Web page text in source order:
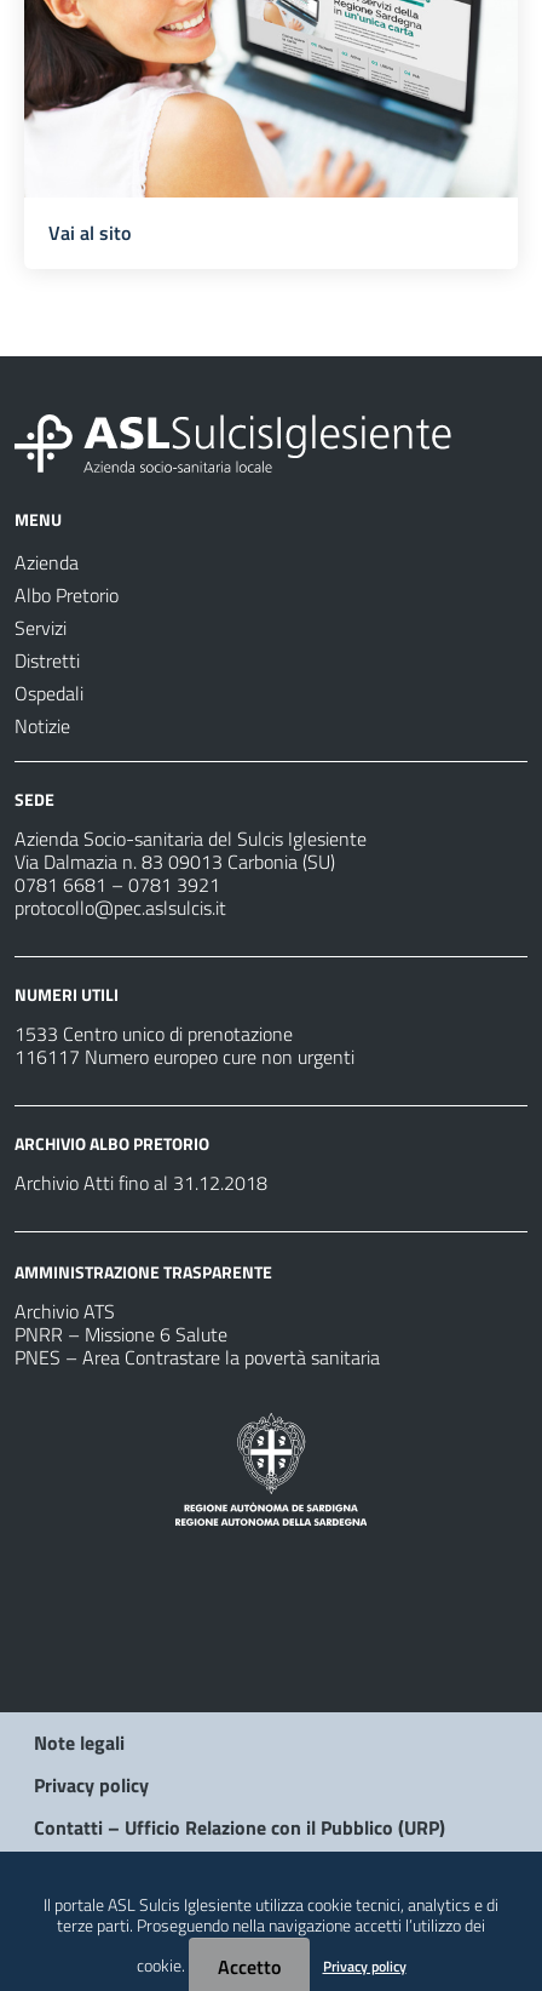
Vai al sito
MENU
Azienda
Albo Pretorio
Servizi
Distretti
Ospedali
Notizie
SEDE
Azienda Socio-sanitaria del Sulcis Iglesiente
Via Dalmazia n. 83 09013 Carbonia (SU)
0781 6681 – 0781 3921
protocollo@pec.aslsulcis.it
NUMERI UTILI
1533 Centro unico di prenotazione
116117 Numero europeo cure non urgenti
ARCHIVIO ALBO PRETORIO
Archivio Atti fino al 31.12.2018
AMMINISTRAZIONE TRASPARENTE
Archivio ATS
PNRR – Missione 6 Salute
PNES – Area Contrastare la povertà sanitaria
Note legali
Privacy policy
Contatti – Ufficio Relazione con il Pubblico (URP)
Il portale ASL Sulcis Iglesiente utilizza cookie tecnici, analytics e di
terze parti. Proseguendo nella navigazione accetti l’utilizzo dei
cookie.
Accetto Privacy policy